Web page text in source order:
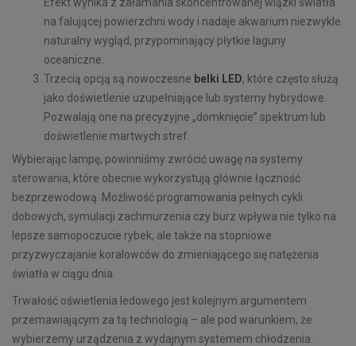
na falującej powierzchni wody i nadaje akwarium niezwykle
naturalny wygląd, przypominający płytkie laguny
oceaniczne.
Trzecią opcją są nowoczesne belki LED, które często służą
jako doświetlenie uzupełniające lub systemy hybrydowe.
Pozwalają one na precyzyjne „domknięcie” spektrum lub
doświetlenie martwych stref.
Wybierając lampę, powinniśmy zwrócić uwagę na systemy
sterowania, które obecnie wykorzystują głównie łączność
bezprzewodową. Możliwość programowania pełnych cykli
dobowych, symulacji zachmurzenia czy burz wpływa nie tylko na
lepsze samopoczucie rybek, ale także na stopniowe
przyzwyczajanie koralowców do zmieniającego się natężenia
światła w ciągu dnia.
Trwałość oświetlenia ledowego jest kolejnym argumentem
przemawiającym za tą technologią – ale pod warunkiem, że
wybierzemy urządzenia z wydajnym systemem chłodzenia.